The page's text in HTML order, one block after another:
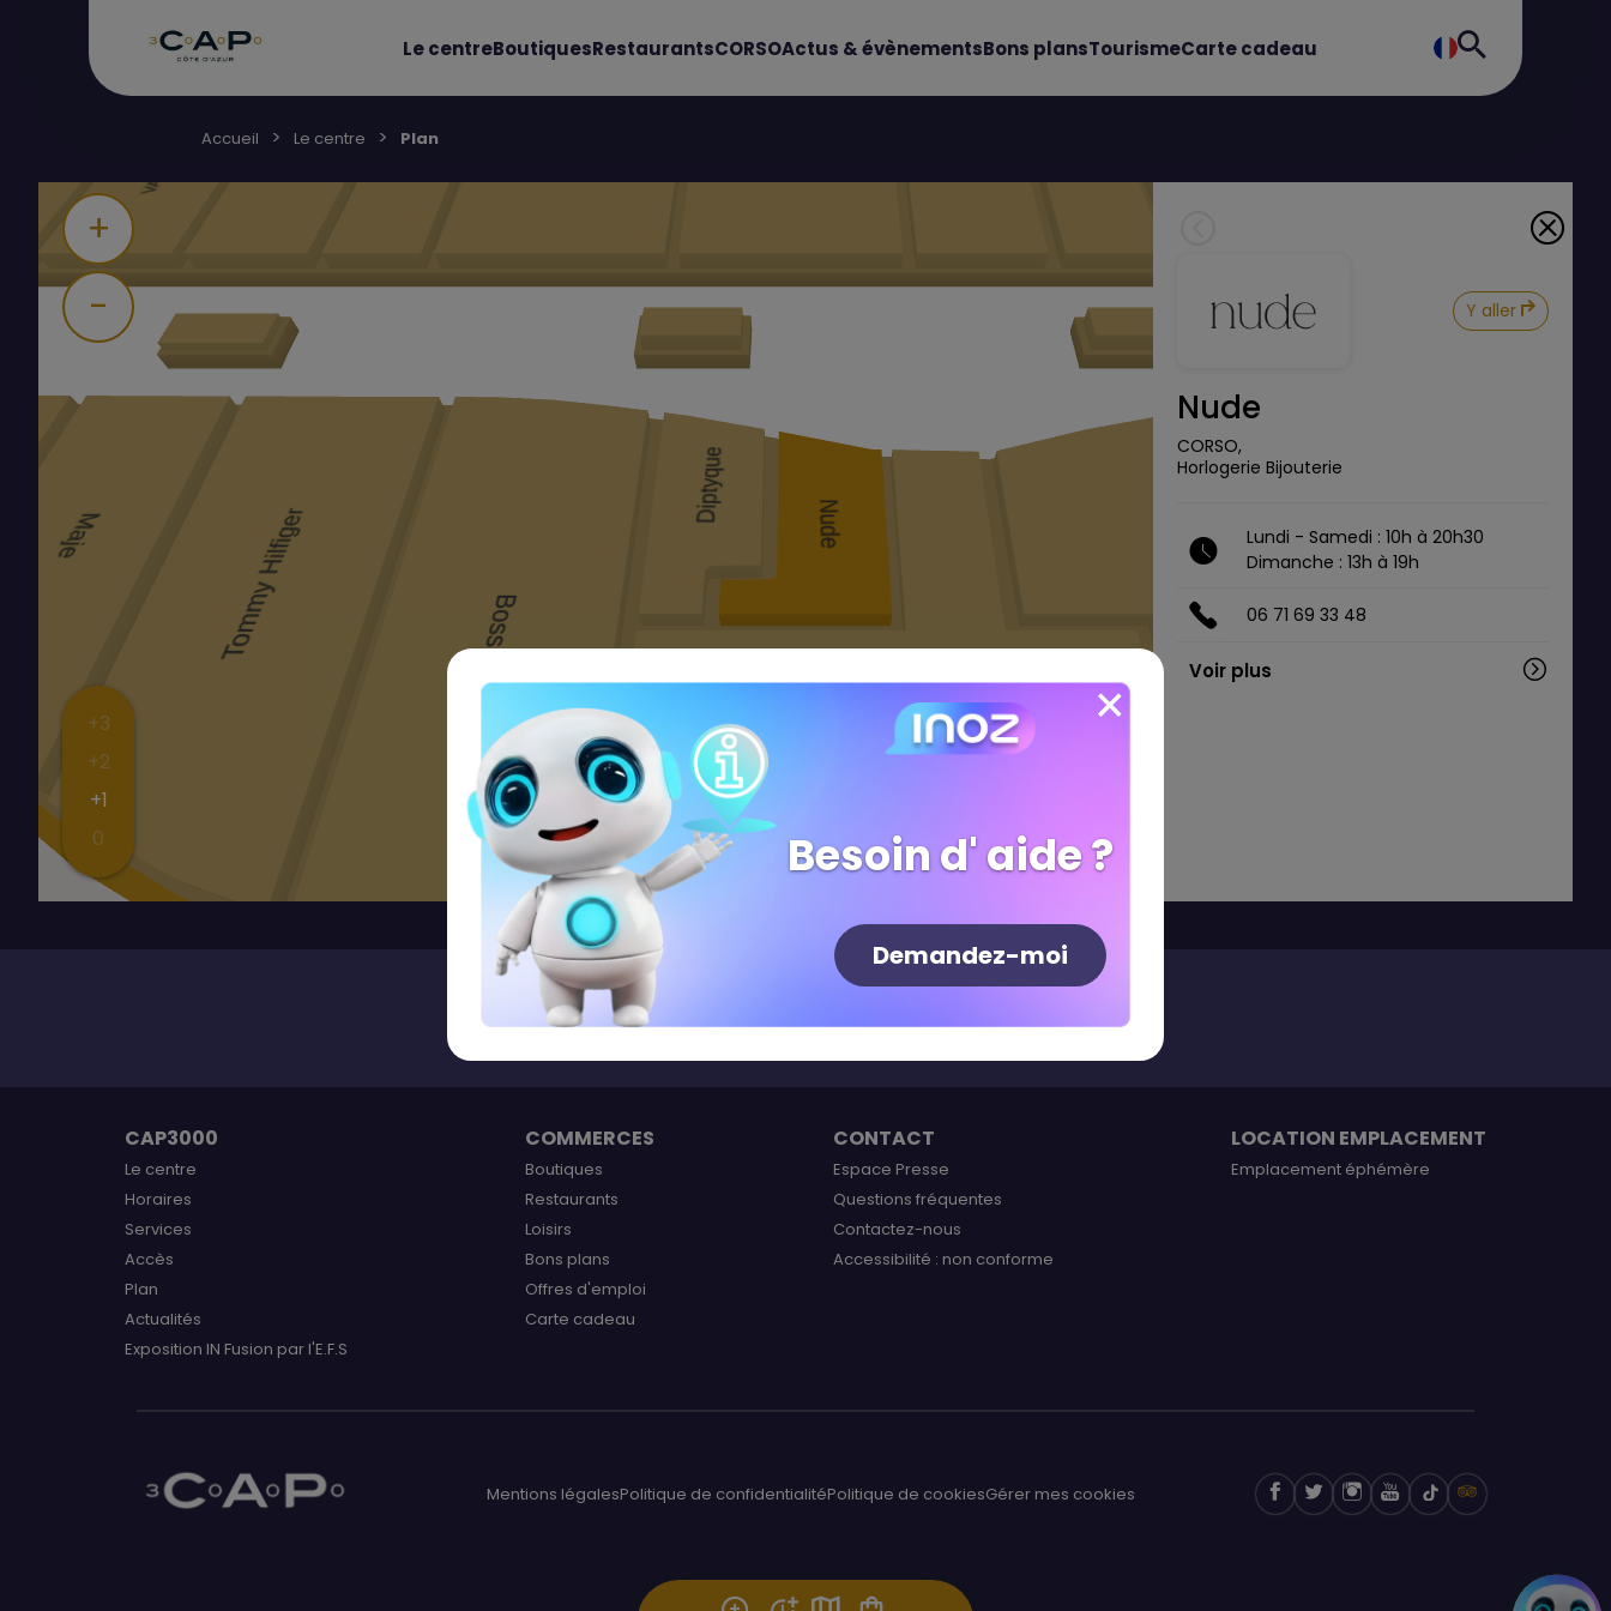
Le centreBoutiquesRestaurantsCORSOActus & évènementsBons plansTourismeCarte cadeau
Accueil Le centre Plan
Y aller
Nude
CORSO,
Horlogerie Bijouterie
Lundi - Samedi : 10h à 20h30
Dimanche : 13h à 19h
06 71 69 33 48
Voir plus
+
-
+3
+2
+1
0
Newsletter
CAP3000
Le centre
Horaires
Services
Accès
Plan
Actualités
Exposition IN Fusion par l'E.F.S
COMMERCES
Boutiques
Restaurants
Loisirs
Bons plans
Offres d'emploi
Carte cadeau
CONTACT
Espace Presse
Questions fréquentes
Contactez-nous
Accessibilité : non conforme
LOCATION EMPLACEMENT
Emplacement éphémère
Mentions légalesPolitique de confidentialitéPolitique de cookiesGérer mes cookies
Besoin d' aide ?
Demandez-moi